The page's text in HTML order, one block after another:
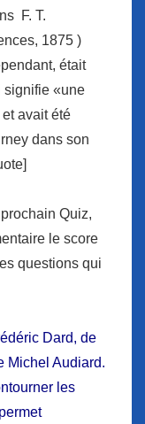
F. T.
1875 )
était
signifie «une
avait été
dans son
Quiz,
le score
questions qui
Dard, de
Michel Audiard.
les